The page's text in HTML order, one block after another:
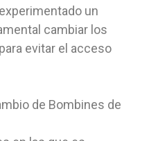
un
cambiar los
evitar el acceso
de Bombines de